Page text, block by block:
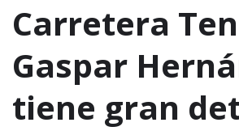
Carretera
Gaspar
tiene gran